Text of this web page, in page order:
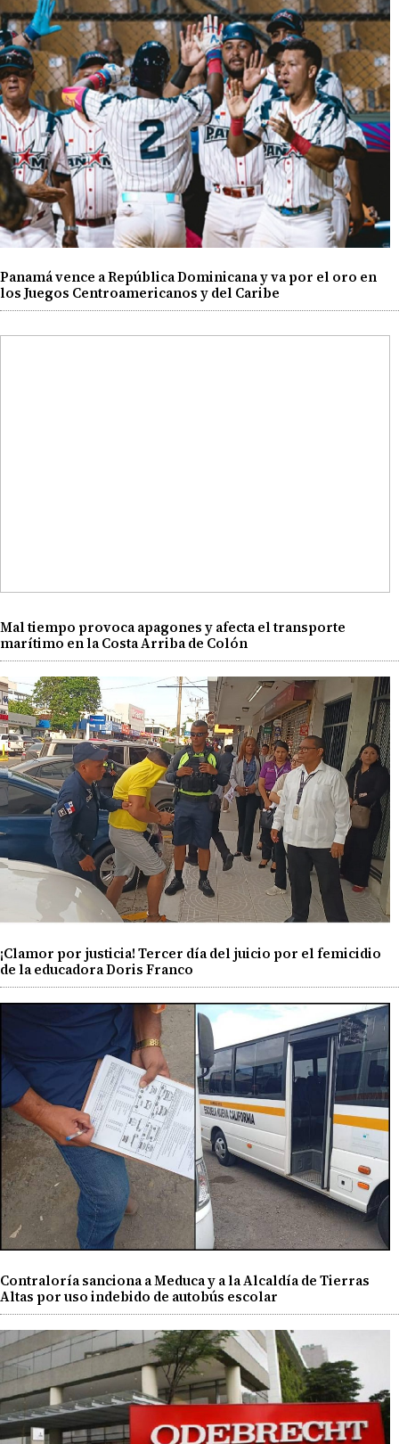
Panamá vence a República Dominicana y va por el oro en
los Juegos Centroamericanos y del Caribe
Mal tiempo provoca apagones y afecta el transporte
marítimo en la Costa Arriba de Colón
¡Clamor por justicia! Tercer día del juicio por el femicidio
de la educadora Doris Franco
Contraloría sanciona a Meduca y a la Alcaldía de Tierras
Altas por uso indebido de autobús escolar